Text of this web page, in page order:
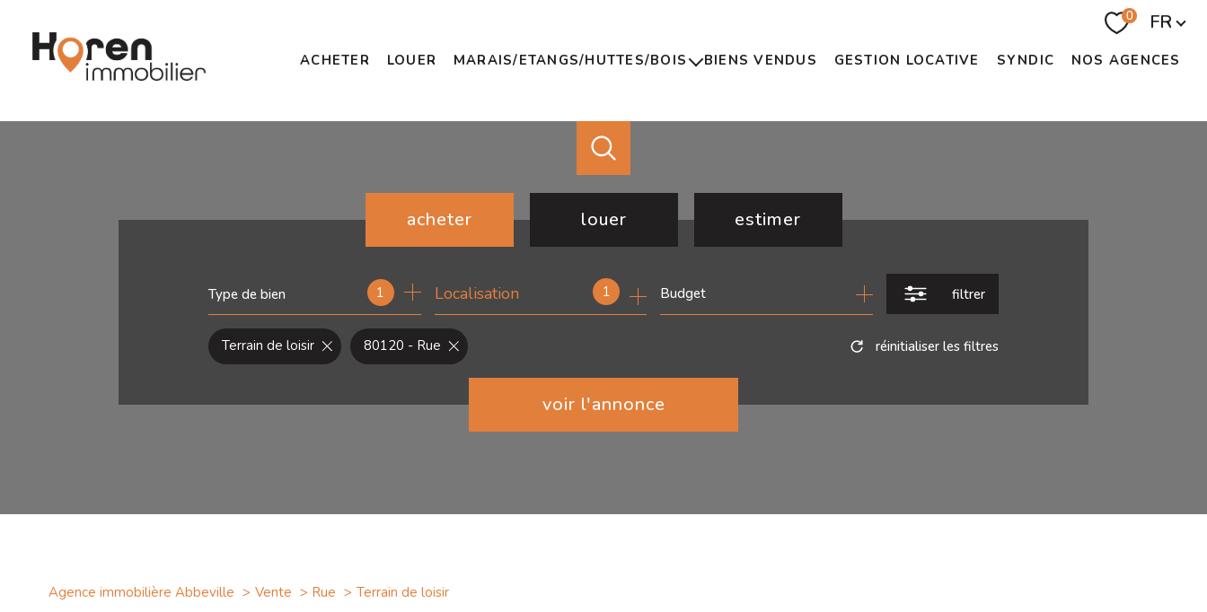
0 Langue
FR
ACHETER LOUER MARAIS/ETANGS/HUTTES/BOIS
Etangs
Huttes
Bois
BIENS VENDUS GESTION LOCATIVE SYNDIC NOS AGENCES
acheter
de l'ancien
louer
à l'année
de l'immo pro
estimer
Type de bien 1 1
Localisation Budget filtrer
voir l'annonce
Terrain de loisir 80120 - Rue réinitialiser les filtres
Agence immobilière Abbeville Vente Rue Terrain de loisir